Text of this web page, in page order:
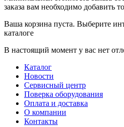
заказа вам необходимо добавить
Ваша корзина пуста. Выберите
каталоге
В настоящий момент у вас нет
Каталог
Новости
Сервисный центр
Поверка оборудования
Оплата и доставка
О компании
Контакты